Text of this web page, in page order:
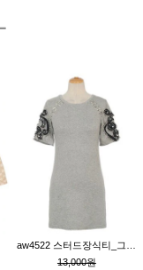
13,000원